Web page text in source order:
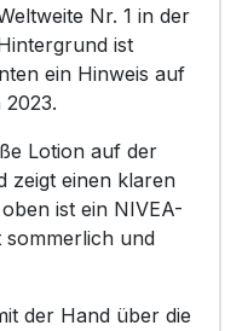
Nr. 1 in der
ist
ein Hinweis auf
Lotion auf der
zeigt einen klaren
ist ein NIVEA-
sommerlich und
der Hand über die